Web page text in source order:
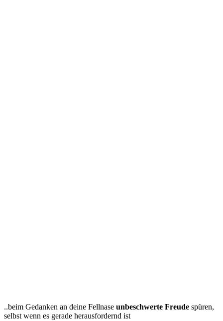
..beim Gedanken an deine Fellnase unbeschwerte Freude spüren,
selbst wenn es gerade herausfordernd ist